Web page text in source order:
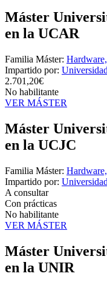
Máster
en la UCAR
Familia Máster:
Impartido por:
2.701,20€
No habilitante
VER MÁSTER
Máster
en la UCJC
Familia Máster:
Impartido por:
A consultar
Con prácticas
No habilitante
VER MÁSTER
Máster
en la UNIR